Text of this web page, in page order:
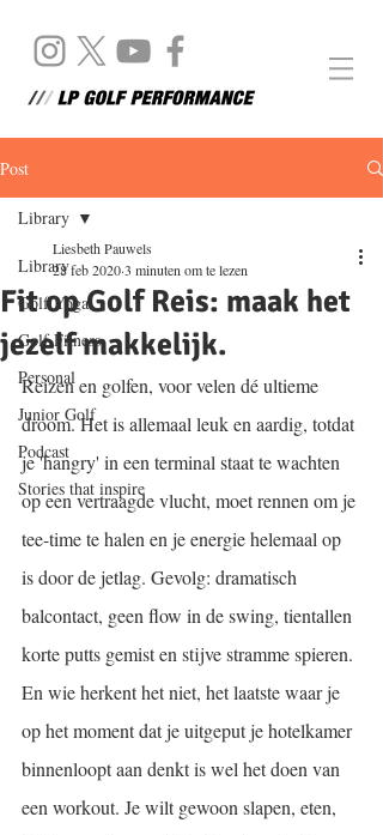
Post
Library
Golf Yoga
Golf Fitness
Personal
Junior Golf
Podcast
Stories that inspire
Library
Fit op Golf Reis: maak het
jezelf makkelijk.
Liesbeth Pauwels
28 feb 20203 minuten om te lezen
Reizen en golfen, voor velen dé ultieme
droom. Het is allemaal leuk en aardig, totdat
je 'hangry' in een terminal staat te wachten
op een vertraagde vlucht, moet rennen om je
tee-time te halen en je energie helemaal op
is door de jetlag. Gevolg: dramatisch
balcontact, geen flow in de swing, tientallen
korte putts gemist en stijve stramme spieren.
En wie herkent het niet, het laatste waar je
op het moment dat je uitgeput je hotelkamer
binnenloopt aan denkt is wel het doen van
een workout. Je wilt gewoon slapen, eten,